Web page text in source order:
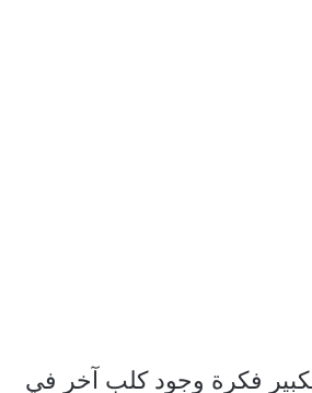
فكرة وجود كلب آخر في